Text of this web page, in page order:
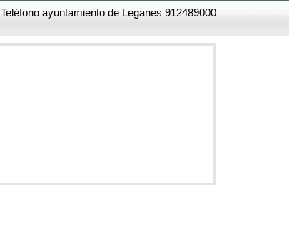
Teléfono ayuntamiento de Leganes 912489000